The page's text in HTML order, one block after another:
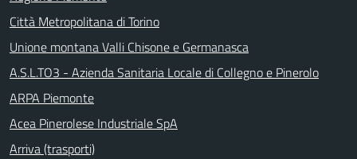
Città Metropolitana di Torino
Unione montana Valli Chisone e Germanasca
A.S.L.TO3 - Azienda Sanitaria Locale di Collegno e Pinerolo
ARPA Piemonte
Acea Pinerolese Industriale SpA
Arriva (trasporti)